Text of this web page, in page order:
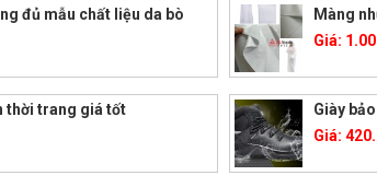
đủ mẫu chất liệu da bò
Màng
Giá:
thời trang giá tốt
Giày
Giá: